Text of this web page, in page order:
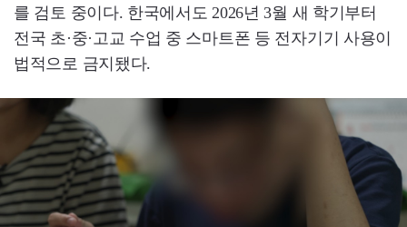
를 검토 중이다. 한국에서도 2026년 3월 새 학기부터
전국 초·중·고교 수업 중 스마트폰 등 전자기기 사용이
법적으로 금지됐다.